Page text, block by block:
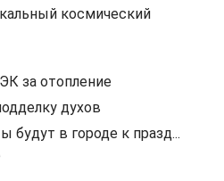
космический
за отопление
духов
будут в городе к празд...